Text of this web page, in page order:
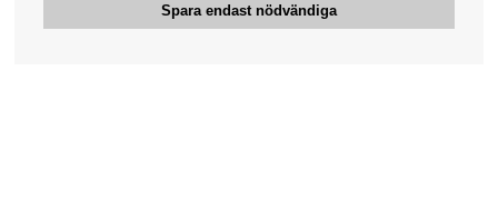
Spara endast nödvändiga